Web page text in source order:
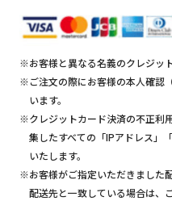
※お客様と異なる名義のクレジッ
※ご注文の際にお客様の本人確認
います。
※クレジットカード決済の不正利
集したすべての「IPアドレス」
いたします。
※お客様がご指定いただきました
配送先と一致している場合は、